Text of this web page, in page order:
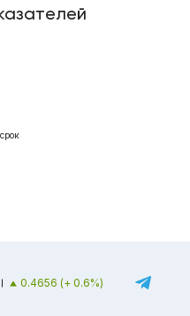
0.4656 (+ 0.6%)